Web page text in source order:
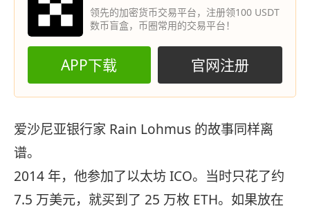
领先的加密货币交易平台，注册领100 USDT
数币盲盒，币圈常用的交易平台！
APP下载 官网注册
爱沙尼亚银行家 Rain Lohmus 的故事同样离
谱。
2014 年，他参加了以太坊 ICO。当时只花了约
7.5 万美元，就买到了 25 万枚 ETH。如果放在